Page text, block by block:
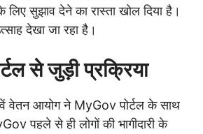
सुझाव देने का रास्ता खोल दिया है।
देखा जा रहा है।
से जुड़ी प्रक्रिया
वेतन आयोग ने MyGov पोर्टल के साथ
पहले से ही लोगों की भागीदारी के